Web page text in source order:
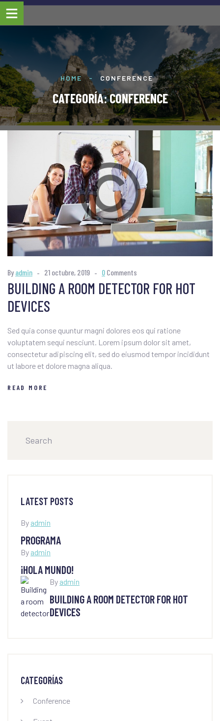
CATEGORÍA:CONFERENCE
HOME - CONFERENCE
Byadmin 21 octubre, 2019 0 Comments
BUILDING A ROOM DETECTOR FOR HOT
DEVICES
Sed quia conse quuntur magni dolores eos qui ratione
voluptatem sequi nesciunt. Lorem ipsum dolor sit amet,
consectetur adipiscing elit, sed do eiusmod tempor incididunt
ut labore et dolore magna aliqua.
READ MORE
LATEST POSTS
By admin
PROGRAMA
By admin
¡HOLA MUNDO!
By admin
BUILDING A ROOM DETECTOR FOR HOT
DEVICES
CATEGORÍAS
Conference